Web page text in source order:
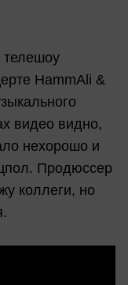
HammAli &
видео видно,
нехорошо и
Продюссер
коллеги, но